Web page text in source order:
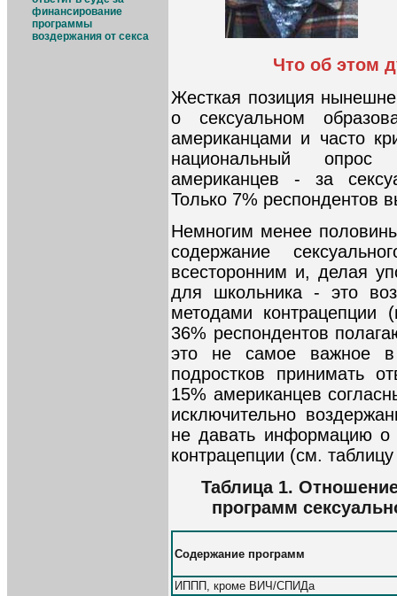
финансирование
программы
воздержания от секса
Что об этом
Жесткая позиция
о сексуальном
американцами и часто
национальный
американцев - за
Только 7% респондентов
Немногим менее
содержание
всесторонним и, делая
для школьника - это
методами контрацепции
36% респондентов
это не самое важное в
подростков принимать
15% американцев
исключительно
не давать информацию о
контрацепции (см.
Таблица 1.
программ
Содержание программ
ИППП, кроме ВИЧ/СПИДа